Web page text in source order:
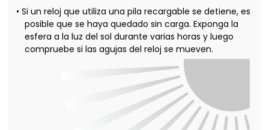
• Si un reloj que utiliza una pila recargable se detiene, es
posible que se haya quedado sin carga. Exponga la
esfera a la luz del sol durante varias horas y luego
compruebe si las agujas del reloj se mueven.